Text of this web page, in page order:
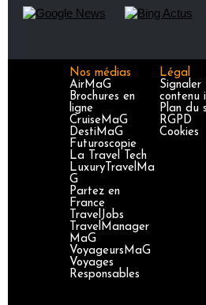
Nos médias
AirMaG
Brochures en
ligne
CruiseMaG
DestiMaG
Futuroscopie
La Travel Tech
LuxuryTravelMa
G
Partez en
France
TravelJobs
TravelManager
MaG
VoyageursMaG
Voyages
Responsables
Légal
Signaler
contenu
Plan du
RGPD
Cookies